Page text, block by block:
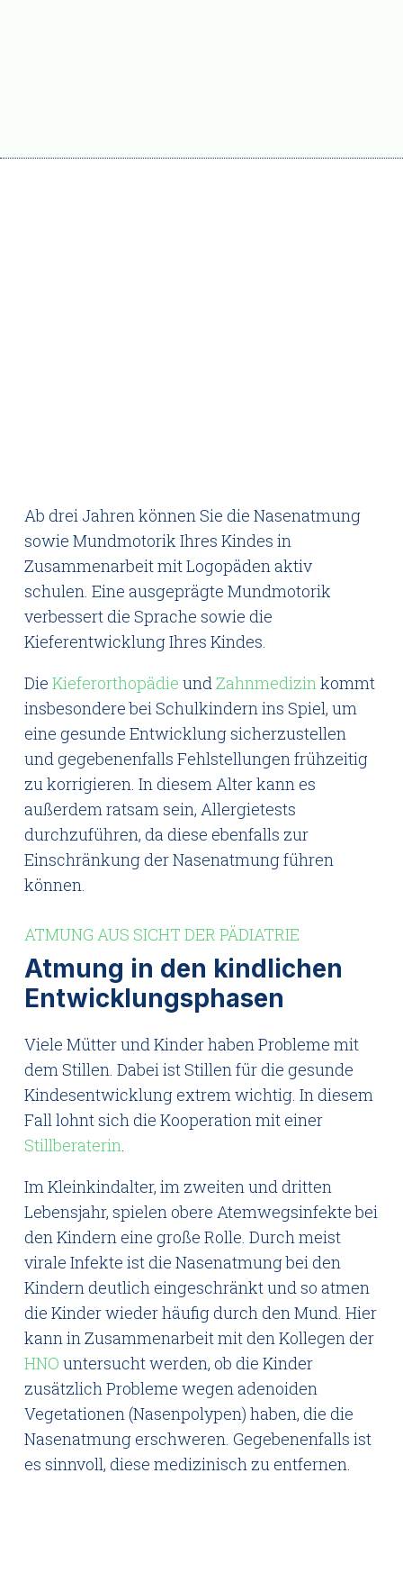
ATMUNG AUS SICHT DER PÄDIATRIE
Atmung in den kindlichen
Entwicklungsphasen
Viele Mütter und Kinder haben Probleme mit
dem Stillen. Dabei ist Stillen für die gesunde
Kindesentwicklung extrem wichtig. In diesem
Fall lohnt sich die Kooperation mit einer
Stillberaterin
Im Kleinkindalter, im zweiten und dritten
Lebensjahr, spielen obere Atemwegsinfekte bei
den Kindern eine große Rolle. Durch meist
virale Infekte ist die Nasenatmung bei den
Kindern deutlich eingeschränkt und so atmen
die Kinder wieder häufig durch den Mund. Hier
kann in Zusammenarbeit mit den Kollegen der
HNO untersucht werden, ob die Kinder
zusätzlich Probleme wegen adenoiden
Vegetationen (Nasenpolypen) haben, die die
Nasenatmung erschweren. Gegebenenfalls ist
es sinnvoll, diese medizinisch zu entfernen.
Ab drei Jahren können Sie die Nasenatmung
sowie Mundmotorik Ihres Kindes in
Zusammenarbeit mit Logopäden aktiv
schulen. Eine ausgeprägte Mundmotorik
verbessert die Sprache sowie die
Kieferentwicklung Ihres Kindes.
Die Kieferorthopädie undZahnmedizinkommt
insbesondere bei Schulkindern ins Spiel, um
eine gesunde Entwicklung sicherzustellen
und gegebenenfalls Fehlstellungen frühzeitig
zu korrigieren. In diesem Alter kann es
außerdem ratsam sein, Allergietests
durchzuführen, da diese ebenfalls zur
Einschränkung der Nasenatmung führen
können.